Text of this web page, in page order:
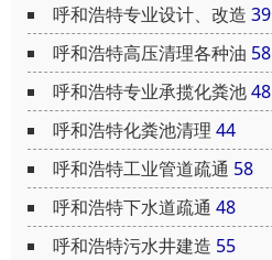
呼和浩特专业设计、改造 39
呼和浩特高压清理各种油 58
呼和浩特专业承揽化粪池48
呼和浩特化粪池清理 44
呼和浩特工业管道疏通 58
呼和浩特下水道疏通 48
呼和浩特污水井建造 55